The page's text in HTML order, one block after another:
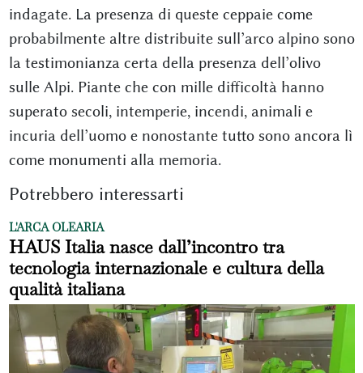
indagate. La presenza di queste ceppaie come
probabilmente altre distribuite sull’arco alpino sono
la testimonianza certa della presenza dell’olivo
sulle Alpi. Piante che con mille difficoltà hanno
superato secoli, intemperie, incendi, animali e
incuria dell’uomo e nonostante tutto sono ancora lì
come monumenti alla memoria.
Potrebbero interessarti
L'ARCA OLEARIA
HAUS Italia nasce dall’incontro tra
tecnologia internazionale e cultura della
qualità italiana